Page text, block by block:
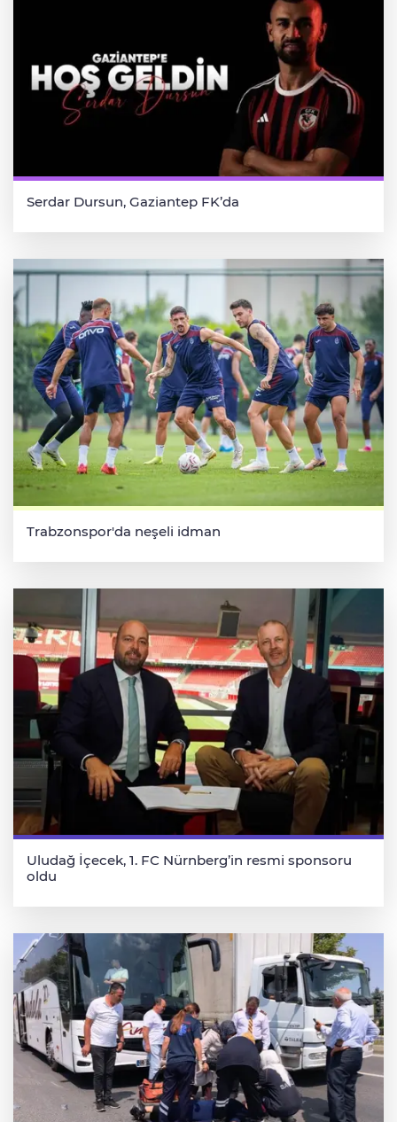
Serdar Dursun, Gaziantep FK’da
Trabzonspor'da neşeli idman
Uludağ İçecek, 1. FC Nürnberg’in resmi sponsoru
oldu